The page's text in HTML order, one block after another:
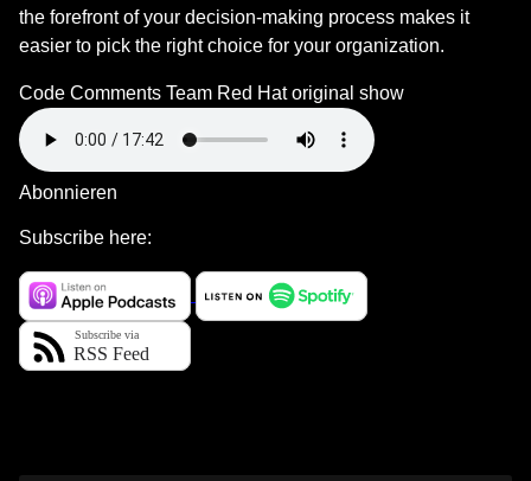
the forefront of your decision-making process makes it
easier to pick the right choice for your organization.
Code Comments Team Red Hat original show
Abonnieren
Subscribe here: